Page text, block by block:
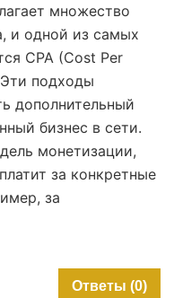
множество
и одной из самых
СРА (Cost Per
подходы
дополнительный
бизнес в сети.
монетизации,
за конкретные
за
Ответы (0)